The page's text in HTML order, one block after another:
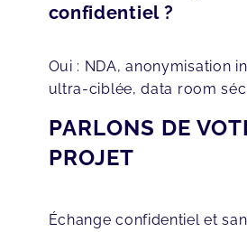
confidentiel ?
Oui : NDA, anonymisation
ultra-ciblée, data room
PARLONS DE
PROJET
Échange confidentiel et